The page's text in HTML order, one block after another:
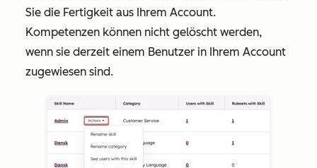
Sie die Fertigkeit aus Ihrem Account.
Kompetenzen können nicht gelöscht werden,
wenn sie derzeit einem Benutzer in Ihrem Account
zugewiesen sind.